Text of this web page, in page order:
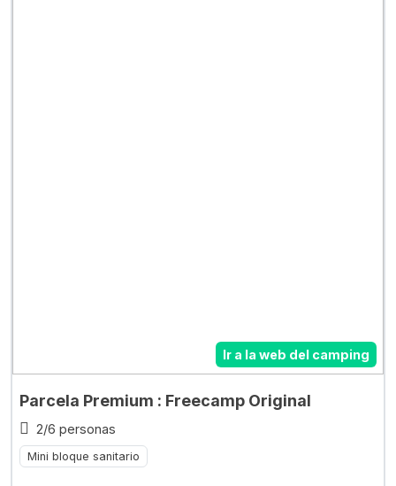
Ir a la web del camping
Parcela Premium : Freecamp Original
2/6 personas
Mini bloque sanitario